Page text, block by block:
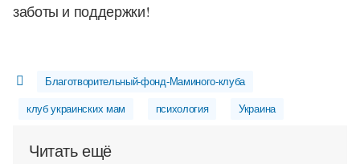
заботы и поддержки!
Благотворительный-фонд-Маминого-клуба
клуб украинских мам психология Украина
Читать ещё